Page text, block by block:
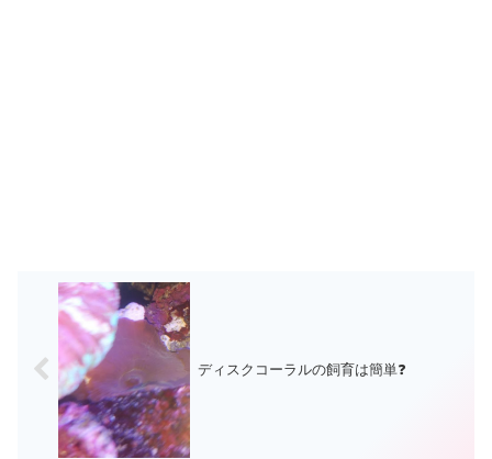
ディスクコーラルの飼育は簡単❓